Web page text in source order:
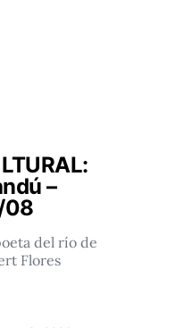
–
08
del río de
Flores